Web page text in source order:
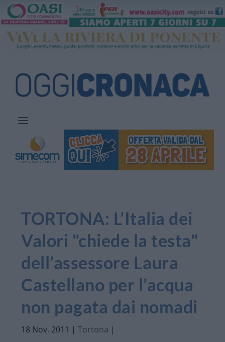
TORTONA: L’Italia dei
Valori "chiede la testa"
dell’assessore Laura
Castellano per l’acqua
non pagata dai nomadi
18 Nov, 2011 |Tortona |